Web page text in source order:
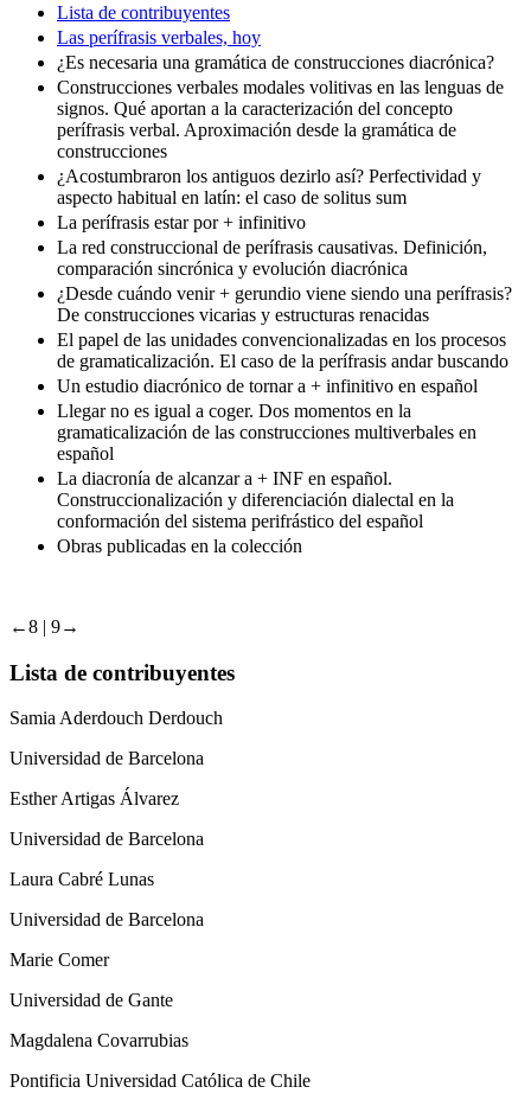
Lista de contribuyentes
Las perífrasis verbales, hoy
¿Es necesaria una gramática de construcciones diacrónica?
Construcciones verbales modales volitivas en las lenguas de
signos. Qué aportan a la caracterización del concepto
perífrasis verbal. Aproximación desde la gramática de
construcciones
¿Acostumbraron los antiguos dezirlo así? Perfectividad y
aspecto habitual en latín: el caso de solitus sum
La perífrasis estar por + infinitivo
La red construccional de perífrasis causativas. Definición,
comparación sincrónica y evolución diacrónica
¿Desde cuándo venir + gerundio viene siendo una perífrasis?
De construcciones vicarias y estructuras renacidas
El papel de las unidades convencionalizadas en los procesos
de gramaticalización. El caso de la perífrasis andar buscando
Un estudio diacrónico de tornar a + infinitivo en español
Llegar no es igual a coger. Dos momentos en la
gramaticalización de las construcciones multiverbales en
español
La diacronía de alcanzar a + INF en español.
Construccionalización y diferenciación dialectal en la
conformación del sistema perifrástico del español
Obras publicadas en la colección
←8 | 9→
Lista de contribuyentes
Samia Aderdouch Derdouch
Universidad de Barcelona
Esther Artigas Álvarez
Universidad de Barcelona
Laura Cabré Lunas
Universidad de Barcelona
Marie Comer
Universidad de Gante
Magdalena Covarrubias
Pontificia Universidad Católica de Chile